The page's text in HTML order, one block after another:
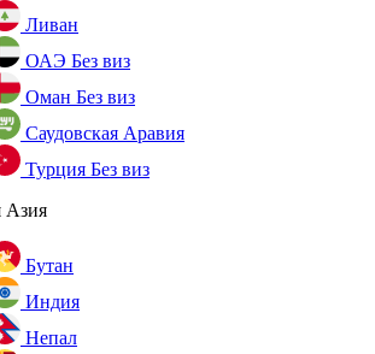
Ливан
ОАЭ Без виз
Оман Без виз
Саудовская Аравия
Турция Без виз
Бутан
Индия
Непал